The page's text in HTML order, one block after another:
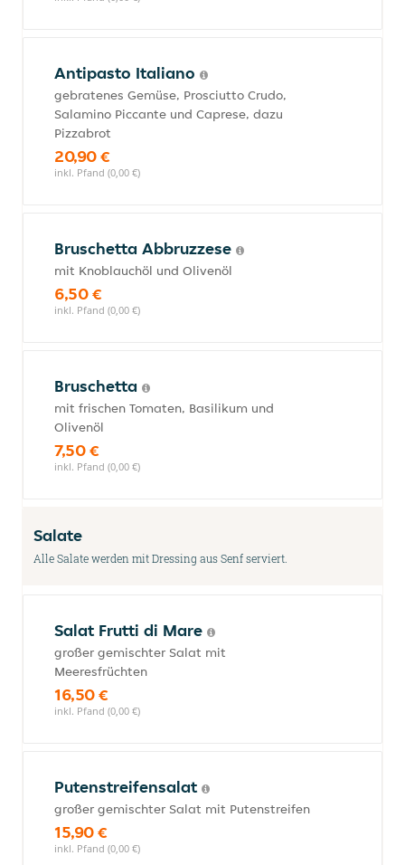
Antipasto Italiano
gebratenes Gemüse, Prosciutto Crudo,
Salamino Piccante und Caprese, dazu
Pizzabrot
20,90 €
inkl. Pfand (0,00 €)
Bruschetta Abbruzzese
mit Knoblauchöl und Olivenöl
6,50 €
inkl. Pfand (0,00 €)
Bruschetta
mit frischen Tomaten, Basilikum und
Olivenöl
7,50 €
inkl. Pfand (0,00 €)
Salate
Alle Salate werden mit Dressing aus Senf serviert.
Salat Frutti di Mare
großer gemischter Salat mit
Meeresfrüchten
16,50 €
inkl. Pfand (0,00 €)
Putenstreifensalat
großer gemischter Salat mit Putenstreifen
15,90 €
inkl. Pfand (0,00 €)